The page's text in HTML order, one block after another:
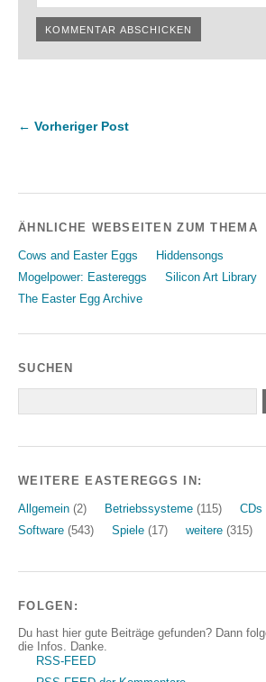
← Vorheriger Post
ÄHNLICHE WEBSEITEN ZUM THEMA
Cows and Easter Eggs
Hiddensongs
Mogelpower: Eastereggs
Silicon Art Library
The Easter Egg Archive
SUCHEN
WEITERE EASTEREGGS IN:
Allgemein (2) Betriebssysteme (115) CDs
Software (543) Spiele (17) weitere (315)
FOLGEN:
Du hast hier gute Beiträge gefunden? Dann
die Infos. Danke.
RSS-FEED